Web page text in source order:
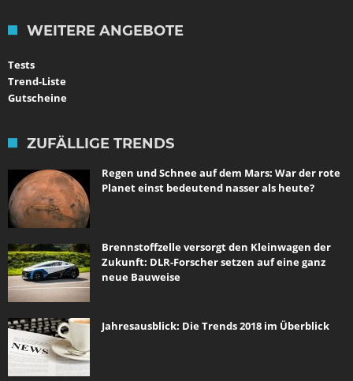
WEITERE ANGEBOTE
Tests
Trend-Liste
Gutscheine
ZUFÄLLIGE TRENDS
Regen und Schnee auf dem Mars: War der rote
Planet einst bedeutend nasser als heute?
Brennstoffzelle versorgt den Kleinwagen der
Zukunft: DLR-Forscher setzen auf eine ganz
neue Bauweise
Jahresausblick: Die Trends 2018 im Überblick